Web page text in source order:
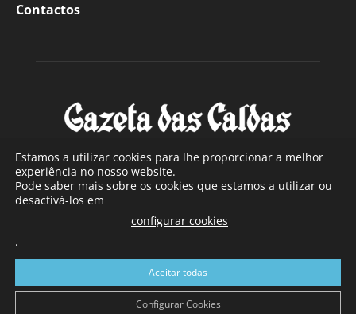
Contactos
SOBRE NÓS
Com sede nas Caldas da Rainha e mais de 90 anos de
a sul de distrito de Leiria, com mais de 40.000 leitores por
toda a região Oeste. Jornal com distribuição em Portugal
Continental e assinatura online.
Estamos a utilizar cookies para lhe proporcionar a melhor
experiência no nosso website.
Pode saber mais sobre os cookies que estamos a utilizar ou
desactivá-los em
configurar cookies
.
Aceitar todas
Configurar Cookies